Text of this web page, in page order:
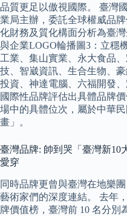
品質更足以傲視國際。 臺灣
業局主辦，委託全球權威品
化財務及質化構面分析為臺
與企業LOGO輪播圖3：立穩
工業、集山實業、永大食品
技、智崴資訊、生合生物、
投資、神達電腦、六福開發
國際性品牌評估出具體品牌
場中的具體位次，屬於中華
畫」。
臺灣品牌: 帥到哭「臺灣新10
愛穿
同時品牌更曾與臺灣在地樂
藝術家們的深度連結。 去年
牌價值榜，臺灣前 10 名分別